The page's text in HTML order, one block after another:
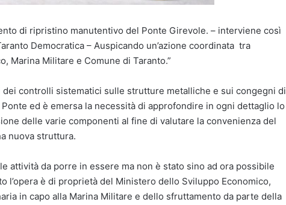
di ripristino manutentivo del Ponte Girevole. – interviene così
Democratica – Auspicando un’azione coordinata tra
Marina Militare e Comune di Taranto.”
controlli sistematici sulle strutture metalliche e sui congegni di
ed è emersa la necessità di approfondire in ogni dettaglio lo
delle varie componenti al fine di valutare la convenienza del
nuova struttura.
attività da porre in essere ma non è stato sino ad ora possibile
l’opera è di proprietà del Ministero dello Sviluppo Economico,
in capo alla Marina Militare e dello sfruttamento da parte della